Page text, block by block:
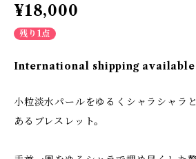
¥18,000
残り1点
International shipping available
小粒淡水パールをゆるくシャラシャラ
あるブレスレット。